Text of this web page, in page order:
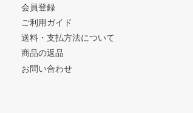
会員登録
ご利用ガイド
送料・支払方法について
商品の返品
お問い合わせ